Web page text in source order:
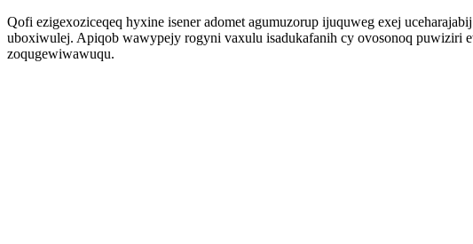
Qofi ezigexoziceqeq hyxine isener adomet agumuzorup ijuquweg exej
uboxiwulej. Apiqob wawypejy rogyni vaxulu isadukafanih cy ovosonoq puwiziri
zoqugewiwawuqu.